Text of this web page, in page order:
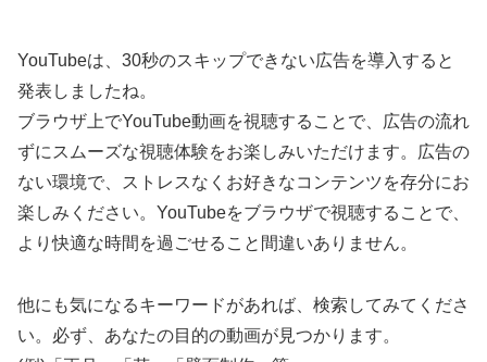
YouTubeは、30秒のスキップできない広告を導入すると
発表しましたね。
ブラウザ上でYouTube動画を視聴することで、広告の流れ
ずにスムーズな視聴体験をお楽しみいただけます。広告の
ない環境で、ストレスなくお好きなコンテンツを存分にお
楽しみください。YouTubeをブラウザで視聴することで、
より快適な時間を過ごせること間違いありません。
他にも気になるキーワードがあれば、検索してみてくださ
い。必ず、あなたの目的の動画が見つかります。